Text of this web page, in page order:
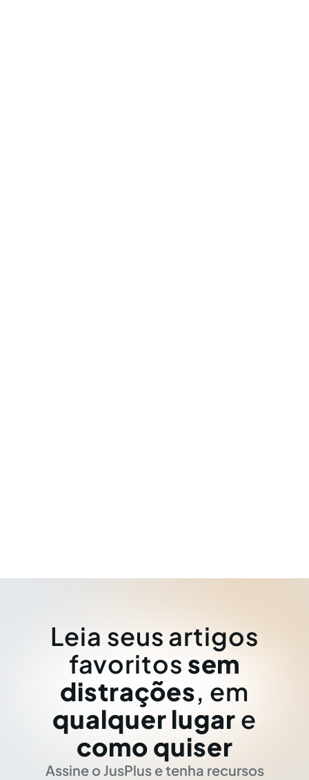
Leia seus artigos
favoritos sem
distrações, em
qualquer lugar e
como quiser
Assine o JusPlus e tenha recursos